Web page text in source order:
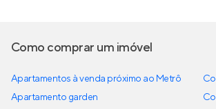
Como comprar um imóvel
Apartamentos à venda próximo ao Metrô
Apartamento garden